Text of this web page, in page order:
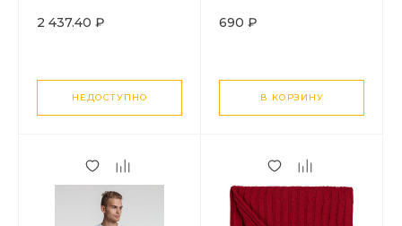
2 437.40 ₽
НЕДОСТУПНО
690 ₽
В КОРЗИНУ